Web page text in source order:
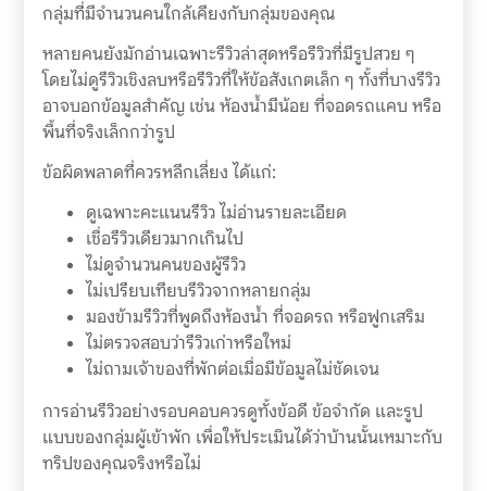
กลุ่มที่มีจำนวนคนใกล้เคียงกับกลุ่มของคุณ
หลายคนยังมักอ่านเฉพาะรีวิวล่าสุดหรือรีวิวที่มีรูปสวย ๆ
โดยไม่ดูรีวิวเชิงลบหรือรีวิวที่ให้ข้อสังเกตเล็ก ๆ ทั้งที่บางรีวิว
อาจบอกข้อมูลสำคัญ เช่น ห้องน้ำมีน้อย ที่จอดรถแคบ หรือ
พื้นที่จริงเล็กกว่ารูป
ข้อผิดพลาดที่ควรหลีกเลี่ยง ได้แก่:
ดูเฉพาะคะแนนรีวิว ไม่อ่านรายละเอียด
เชื่อรีวิวเดียวมากเกินไป
ไม่ดูจำนวนคนของผู้รีวิว
ไม่เปรียบเทียบรีวิวจากหลายกลุ่ม
มองข้ามรีวิวที่พูดถึงห้องน้ำ ที่จอดรถ หรือฟูกเสริม
ไม่ตรวจสอบว่ารีวิวเก่าหรือใหม่
ไม่ถามเจ้าของที่พักต่อเมื่อมีข้อมูลไม่ชัดเจน
การอ่านรีวิวอย่างรอบคอบควรดูทั้งข้อดี ข้อจำกัด และรูป
แบบของกลุ่มผู้เข้าพัก เพื่อให้ประเมินได้ว่าบ้านนั้นเหมาะกับ
ทริปของคุณจริงหรือไม่